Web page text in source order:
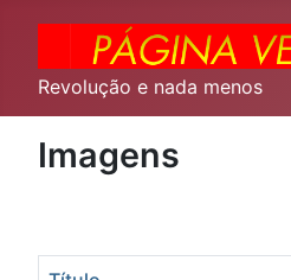
Revolução e nada menos
Imagens